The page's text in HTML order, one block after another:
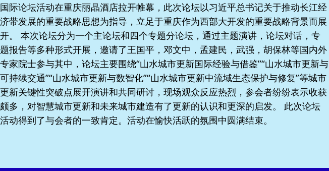
国际论坛活动在重庆丽晶酒店拉开帷幕，此次论坛以习近平总书记关于推动长江经
济带发展的重要战略思想为指导，立足于重庆作为西部大开发的重要战略背景而展
开。 本次论坛分为一个主论坛和四个专题分论坛，通过主题演讲，论坛对话，专
题报告等多种形式开展，邀请了王国平，邓文中，孟建民，武强，胡保林等国内外
专家院士参与其中，论坛主要围绕“山水城市更新国际经验与借鉴”“山水城市更新与
可持续交通”“山水城市更新与数智化”“山水城市更新中流域生态保护与修复”等城市
更新关键性突破点展开演讲和共同研讨，现场观众反应热烈，参会者纷纷表示收获
颇多，对智慧城市更新和未来城市建造有了更新的认识和更深的启发。 此次论坛
活动得到了与会者的一致肯定。活动在愉快活跃的氛围中圆满结束。